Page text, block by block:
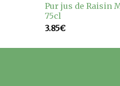
Pur jus de Raisin
75cl
3.85€